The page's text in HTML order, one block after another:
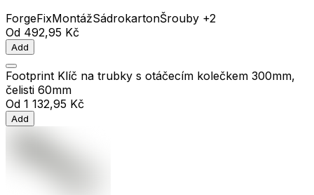
ForgeFixMontážSádrokartonŠrouby +2
Od 492,95 Kč
Add
Footprint Klíč na trubky s otáčecím kolečkem 300mm,
čelisti 60mm
Od 1 132,95 Kč
Add